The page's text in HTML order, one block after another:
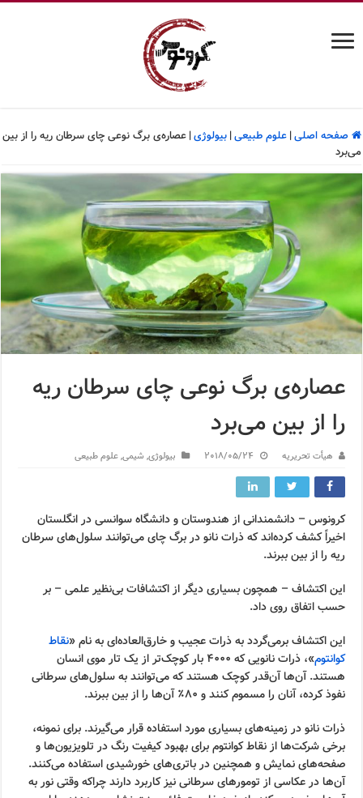
صفحه اصلی| علوم طبیعی| بیولوژی| عصاره‌ی برگ نوعی چای سرطان ریه را از بین
می‌برد
عصاره‌ی برگ نوعی چای سرطان ریه
را از بین می‌برد
هیأت تحریریه 2018/05/24 بیولوژی, شیمی,علوم طبیعی
کرونوس – دانشمندانی از هندوستان و دانشگاه سوانسی در انگلستان
اخیراً کشف کرده‌اند که ذرات نانو در برگ چای می‌توانند سلول‌های سرطان
ریه را از بین ببرند.
این اکتشاف – همچون بسیاری دیگر از اکتشافات بی‌نظیر علمی – بر
حسب اتفاق روی داد.
این اکتشاف برمی‌گردد به ذرات عجیب و خارق‌العاده‌ای به نام «نقاط
کوانتوم
»، ذرات نانویی که ۴۰۰۰ بار کوچک‌تر از یک تار موی انسان
هستند. آن‌ها آن‌قدر کوچک هستند که می‌توانند به سلول‌های سرطانی
نفوذ کرده، آنان را مسموم کنند و ۸۰٪ آن‌ها را از بین ببرند.
ذرات نانو در زمینه‌های بسیاری مورد استفاده قرار می‌گیرند. برای نمونه،
برخی شرکت‌ها از نقاط کوانتوم برای بهبود کیفیت رنگ در تلویزیون‌ها و
صفحه‌های نمایش و همچنین در باتری‌های خورشیدی استفاده می‌کنند.
آن‌ها در عکاسی از تومورهای سرطانی نیز کاربرد دارند چراکه وقتی نور به